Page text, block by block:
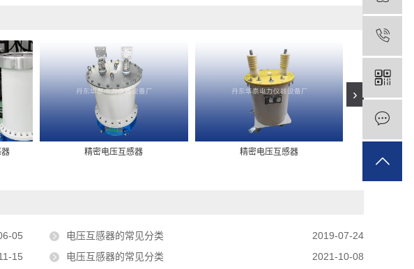
精密电压互感器 精密电压互感器
›
05 电压互感器的常见分类
2019-07-24
15 电压互感器的常见分类 2021-10-08